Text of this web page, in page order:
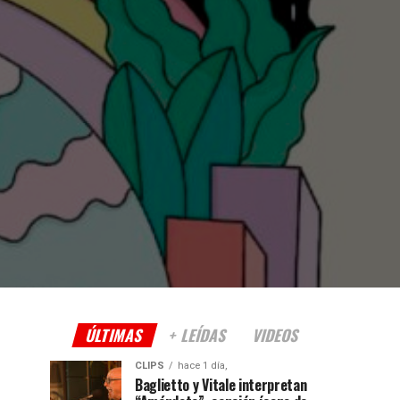
ÚLTIMAS + LEÍDAS VIDEOS
CLIPS hace 1 día,
Baglietto y Vitale interpretan